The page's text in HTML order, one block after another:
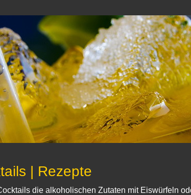
| Rezepte
die alkoholischen Zutaten mit Eiswürfeln